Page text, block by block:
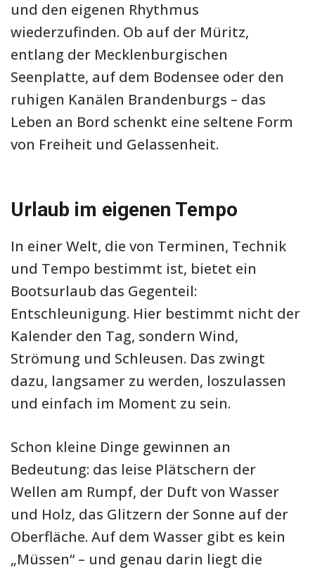
und den eigenen Rhythmus
wiederzufinden. Ob auf der Müritz,
entlang der Mecklenburgischen
Seenplatte, auf dem Bodensee oder den
ruhigen Kanälen Brandenburgs – das
Leben an Bord schenkt eine seltene Form
von Freiheit und Gelassenheit.
Urlaub im eigenen Tempo
In einer Welt, die von Terminen, Technik
und Tempo bestimmt ist, bietet ein
Bootsurlaub das Gegenteil:
Entschleunigung. Hier bestimmt nicht der
Kalender den Tag, sondern Wind,
Strömung und Schleusen. Das zwingt
dazu, langsamer zu werden, loszulassen
und einfach im Moment zu sein.
Schon kleine Dinge gewinnen an
Bedeutung: das leise Plätschern der
Wellen am Rumpf, der Duft von Wasser
und Holz, das Glitzern der Sonne auf der
Oberfläche. Auf dem Wasser gibt es kein
„Müssen“ – und genau darin liegt die